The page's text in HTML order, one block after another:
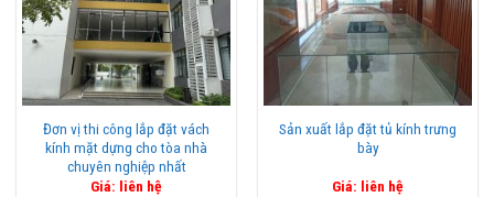
Đơn vị thi công lắp đặt vách
kính mặt dựng cho tòa nhà
chuyên nghiệp nhất
Giá: liên hệ
Sản xuất lắp đặt tủ kính trưng
bày
Giá: liên hệ